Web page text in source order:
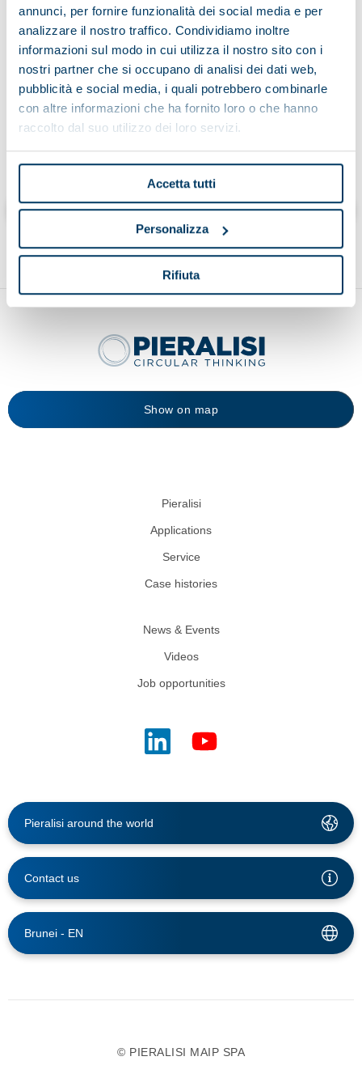
annunci, per fornire funzionalità dei social media e per
analizzare il nostro traffico. Condividiamo inoltre
informazioni sul modo in cui utilizza il nostro sito con i
nostri partner che si occupano di analisi dei dati web,
pubblicità e social media, i quali potrebbero combinarle
con altre informazioni che ha fornito loro o che hanno
raccolto dal suo utilizzo dei loro servizi.
Accetta tutti
Personalizza
Rifiuta
Cliccando “invia” dichiaro di aver letto l’informativa
Send
Show on map
Pieralisi
Applications
Service
Case histories
News & Events
Videos
Job opportunities
Pieralisi around the world
Contact us
Brunei - EN
© PIERALISI MAIP SPA